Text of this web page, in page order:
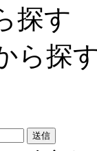
探す
ら探